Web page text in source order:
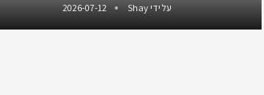
על ידי Shay
2026-07-12